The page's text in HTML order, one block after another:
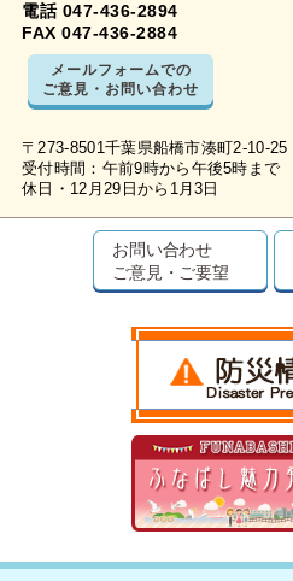
電話 047-436-2894
FAX 047-436-2884
メールフォームでの
ご意見・お問い合わせ
〒273-8501千葉県船橋市湊町2-10-25
受付時間：午前9時から午後5時ま
休日・12月29日から1月3日
お問い合わせ
ご意見・ご要望